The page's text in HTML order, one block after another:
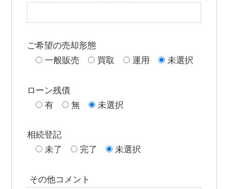
ご希望の売却形態
一般販売
買取 運用 未選択
ローン残債
有
無 未選択
相続登記
未了
完了 未選択
その他コメント